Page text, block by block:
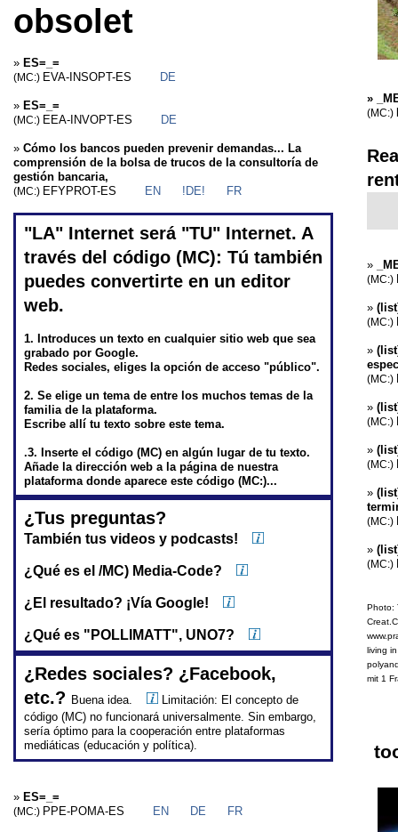
obsolet
» ES=_=
(MC:) EVA-INSOPT-ES DE
» ES=_=
(MC:) EEA-INVOPT-ES DE
» Cómo los bancos pueden prevenir demandas... La
comprensión de la bolsa de trucos de la consultoría de
gestión bancaria,
(MC:) EFYPROT-ES EN !DE! FR
"LA" Internet será "TU" Internet. A
través del código (MC): Tú también
puedes convertirte en un editor
web.
1. Introduces un texto en cualquier sitio web que sea
grabado por Google.
Redes sociales, eliges la opción de acceso "público".
2. Se elige un tema de entre los muchos temas de la
familia de la plataforma.
Escribe allí tu texto sobre este tema.
.3. Inserte el código (MC) en algún lugar de tu texto.
Añade la dirección web a la página de nuestra
plataforma donde aparece este código (MC:)...
¿Tus preguntas?
También tus videos y podcasts!
¿Qué es el /MC) Media-Code?
¿El resultado? ¡Vía Google!
¿Qué es "POLLIMATT", UNO7?
¿Redes sociales? ¿Facebook,
etc.? Buena idea.
Limitación: El concepto de
código (MC) no funcionará universalmente. Sin embargo,
sería óptimo para la cooperación entre plataformas
mediáticas (educación y política).
» ES=_=
(MC:) PPE-POMA-ES EN DE FR
»
(MC:)
»
(MC:)
»
(MC:)
»
(MC:)
»
(MC:)
»
(MC:)
»
(MC:)
»
(MC:)
Photo:
living
mit 1